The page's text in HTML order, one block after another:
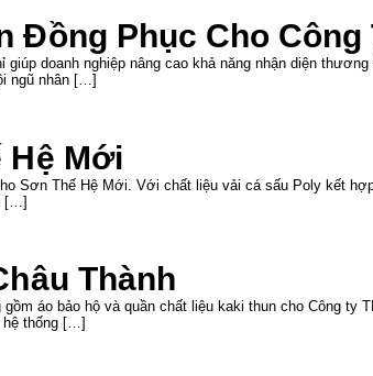
Đồng Phục Cho Công
doanh nghiệp nâng cao khả năng nhận diện
ngũ nhân […]
Hệ Mới
Sơn Thế Hệ Mới. Với chất liệu vải cá sấu Poly kết
[…]
Thành
áo bảo hộ và quần chất liệu kaki thun cho Công ty
hệ thống […]